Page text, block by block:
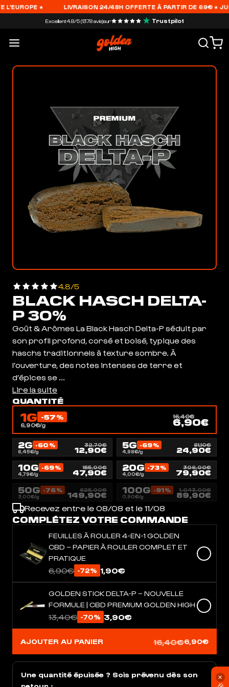
★ LIVRAISON 24/48H OFFERTE À PARTIR DE 69€ ★
Excellent4.8/5 (1378 avis)sur Trustpilot
4.8/5
BLACK HASCH DELTA-
P 30%
Goût & Arômes La Black Hasch Delta-P séduit par
son profil profond, corsé et boisé, typique des
haschs traditionnels à texture sombre. À
l’ouverture, des notes intenses de terre et
d’épices se ...
Lire la suite
QUANTITÉ
1G -57%
6,90€/g
16,40€
6,90€
2G -60%
6,45€/g
32,70€
12,90€ 5G -69%
4,98€/g
81,10€
24,90€
10G -69%
4,79€/g
155,00€
47,90€ 20G -73%
4,00€/g
306,00€
79,90€
50G -76%
3,00€/g
625,00€
149,90€ 100G -91%
0,90€/g
1.043,00€
89,90€
Recevez entre le 08/08 et le 11/08
COMPLÉTEZ VOTRE COMMANDE
FEUILLES À ROULER 4-EN-1 GOLDEN
CBD – PAPIER À ROULER COMPLET ET
PRATIQUE
6,90€ -72% 1,90€
GOLDEN STICK DELTA-P – NOUVELLE
FORMULE | CBD PREMIUM GOLDEN HIGH
13,40€ -70% 3,90€
AJOUTER AU PANIER 16,40€6,90€
Une quantité épuisée ? Sois prévenu dès son
✕